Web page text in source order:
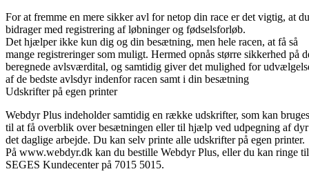
For at fremme en mere sikker avl for netop din race er det vigtig, at du
bidrager med registrering af løbninger og fødselsforløb.
Det hjælper ikke kun dig og din besætning, men hele racen, at få så
mange registreringer som muligt. Hermed opnås større sikkerhed på
beregnede avlsværdital, og samtidig giver det mulighed for
af de bedste avlsdyr indenfor racen samt i din besætning
Udskrifter på egen printer
Webdyr Plus indeholder samtidig en række udskrifter, som kan bruges
til at få overblik over besætningen eller til hjælp ved udpegning af
det daglige arbejde. Du kan selv printe alle udskrifter på egen printer.
På www.webdyr.dk kan du bestille Webdyr Plus, eller du kan ringe til
SEGES Kundecenter på 7015 5015.